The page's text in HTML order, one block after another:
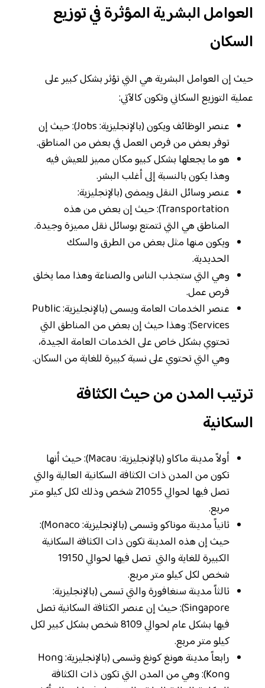
العوامل البشرية المؤثرة في توزيع
السكان
حيث إن العوامل البشرية هي التي تؤثر بشكل كبير على
عملية التوزيع السكاني وتكون كالآتي:
عنصر الوظائف ويكون (بالإنجليزية: Jobs): حيث إن
توفر بعض من فرص العمل في بعض من المناطق.
هو ما يجعلها بشكل كبيو مكان مميز للعيش فيه
وهذا يكون بالنسبة إلى أغلب البشر.
عنصر وسائل النقل ويمضى (بالإنجليزية:
Transportation): حيث إن بعض من هذه
المناطق هي التي تتمتع بوسائل نقل مميزة وجيدة.
ويكون منها مثل بعض من الطرق والسكك
الحديدية.
وهي التي ستجذب الناس والصناعة وهذا مما يخلق
فرص عمل.
عنصر الخدمات العامة ويسمى (بالإنجليزية: Public
Services): وهذا حيث إن بعض من المناطق التي
تحتوي بشكل خاص على الخدمات العامة الجيدة،
وهي التي تحتوي على نسبة كبيرة للغاية من السكان.
ترتيب المدن من حيث الكثافة
السكانية
أولاً مدينة ماكاو (بالإنجليزية: Macau): حيث أنها
تكون من المدن ذات الكثافة السكانية العالية والتي
تصل فيها لحوالي 21055 شخص وذلك لكل كيلو متر
مربع.
ثانياً مدينة موناكو وتسمى (بالإنجليزية: Monaco):
حيث إن هذه المدينة تكون ذات الكثافة السكانية
الكبيرة للغاية والتي تصل فيها لحوالي 19150
شخص لكل كيلو متر مربع.
ثالثاً مدينة سنغافورة والتي تسمى (بالإنجليزية:
Singapore): حيث إن عنصر الكثافة السكانية تصل
فيها بشكل عام لحوالي 8109 شخص بشكل كبير لكل
كيلو متر مربع.
رابعاً مدينة هونغ كونغ وتسمى (بالإنجليزية: Hong
Kong): وهي من المدن التي تكون ذات الكثافة